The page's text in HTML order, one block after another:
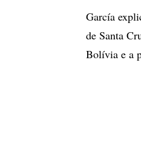
García
de Santa
Bolívia e a